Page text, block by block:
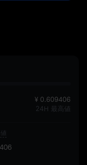
¥ 0.609406
24H 最高値